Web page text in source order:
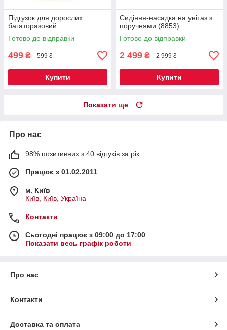
Підгузок для дорослих
багаторазовий
Готово до відправки
499 ₴ 599 ₴
Купити
Сидіння-насадка на унітаз з
поручнями (8853)
Готово до відправки
2 499 ₴ 2 999 ₴
Купити
Показати ще
Про нас
98% позитивних з 40 відгуків за рік
Працює з 01.02.2011
м. Київ
Київ, Київ, Україна
Контакти
Сьогодні працює з 09:00 до 17:00
Показати весь графік роботи
Про нас
Контакти
Доставка та оплата